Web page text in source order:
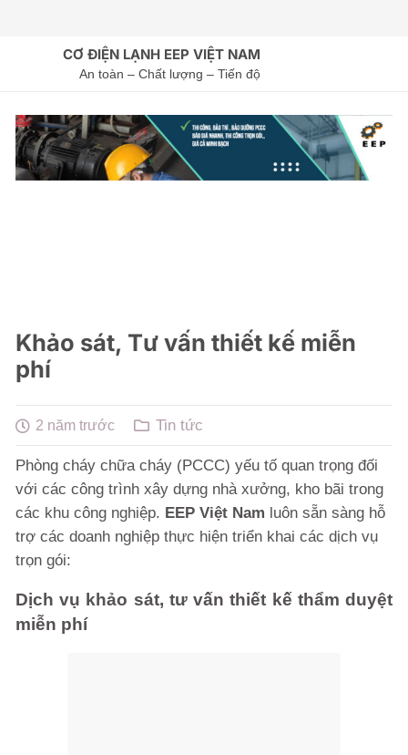
CƠ ĐIỆN LẠNH EEP VIỆT NAM
An toàn – Chất lượng – Tiến độ
Khảo sát, Tư vấn thiết kế miễn
phí
2 năm trước Tin tức
Phòng cháy chữa cháy (PCCC) yếu tố quan trọng đối
với các công trình xây dựng nhà xưởng, kho bãi trong
các khu công nghiệp. EEP Việt Nam luôn sẵn sàng hỗ
trợ các doanh nghiệp thực hiện triển khai các dịch vụ
trọn gói:
Dịch vụ khảo sát, tư vấn thiết kế thẩm duyệt
miễn phí